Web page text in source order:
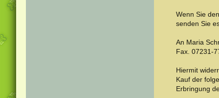
Wenn Sie
senden Sie
An Maria
Fax. 07231-
Hiermit
Kauf der
Erbringung